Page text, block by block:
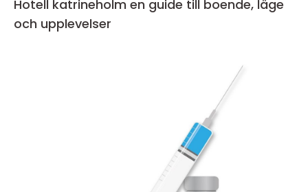
Hotell katrineholm en guide till boende, läge
och upplevelser